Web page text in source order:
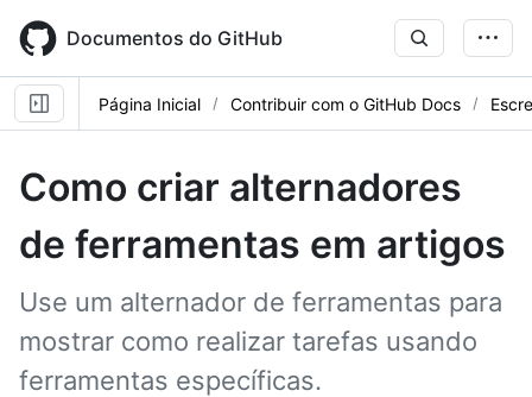
main
content
Documentos do GitHub
Página Inicial Contribuir com o GitHub Docs
Como criar alternadores
de ferramentas em artigos
Use um alternador de ferramentas para
mostrar como realizar tarefas usando
ferramentas específicas.